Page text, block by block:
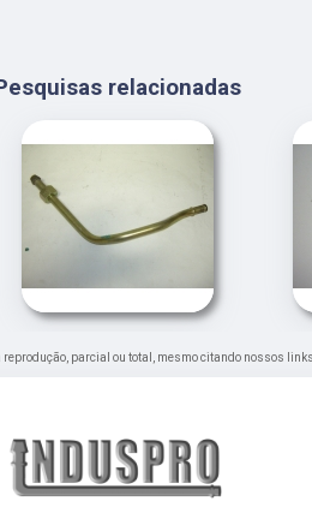
relacionadas
reprodução, parcial ou total, mesmo citando nossos